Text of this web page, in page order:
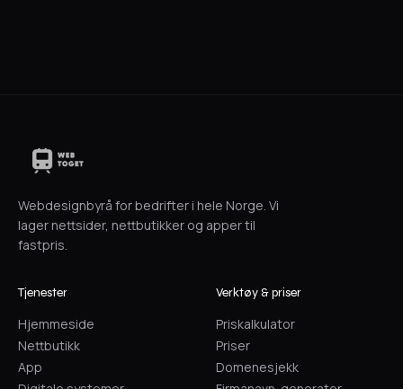
Webdesignbyrå for bedrifter i hele Norge. Vi
lager nettsider, nettbutikker og apper til
fastpris.
Tjenester
Hjemmeside
Nettbutikk
App
Verktøy & priser
Priskalkulator
Priser
Domenesjekk